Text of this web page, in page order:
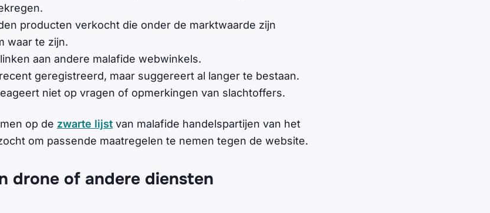
producten verkocht die onder de marktwaarde zijn
waar te zijn.
aan andere malafide webwinkels.
geregistreerd, maar suggereert al langer te bestaan.
niet op vragen of opmerkingen van slachtoffers.
op de zwarte lijst van malafide handelspartijen van het
om passende maatregelen te nemen tegen de website.
drone of andere diensten